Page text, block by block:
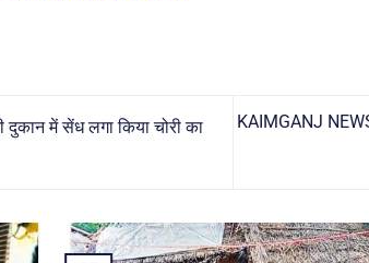
में सेंध लगा किया चोरी का
KAIMGANJ